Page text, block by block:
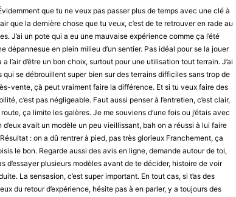
que tu ne veux pas passer plus de temps avec une clé à
que la dernière chose que tu veux, c’est de te retrouver en rade au
J’ai un pote qui a eu une mauvaise expérience comme ça l’été
dépannesue en plein milieu d’un sentier. Pas idéal pour se la jouer
l’air d’être un bon choix, surtout pour une utilisation tout terrain. J’ai
qui se débrouillent super bien sur des terrains difficiles sans trop de
vente, çà peut vraiment faire la différence. Et si tu veux faire des
c’est pas négligeable. Faut aussi penser à l’entretien, c’est clair,
ça limite les galères. Je me souviens d’une fois ou j’étais avec
avait un modèle un peu vieillissant, bah on a réussi à lui faire
: on a dû rentrer à pied, pas très glorieux Franchement, ça
le bon. Regarde aussi des avis en ligne, demande autour de toi,
d’essayer plusieurs modèles avant de te décider, histoire de voir
La sensasion, c’est super important. En tout cas, si t’as des
du retour d’expérience, hésite pas à en parler, y a toujours des